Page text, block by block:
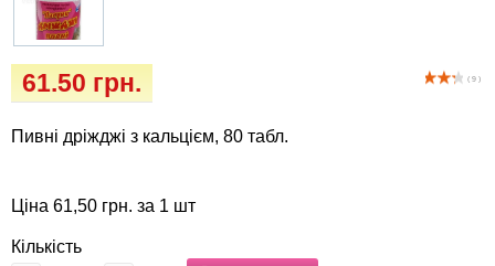
( 9 )
61.50 грн.
Пивні дріжджі з кальцієм, 80 табл.
Ціна 61,50 грн. за 1 шт
Кількість
Vet Diet Canine Wet - ветеринарные диеты
для собак
килимки
Миски, автогодівниці, поілки
Одяг та взуття